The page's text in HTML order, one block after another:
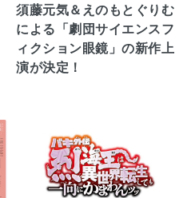
須藤元気＆えのもとぐりむ
による「劇団サイエンスフ
ィクション眼鏡」の新作上
演が決定！